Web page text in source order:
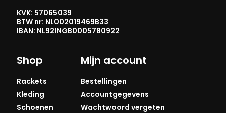
KVK: 57065039
BTW nr: NL002019469B33
IBAN: NL92INGB0005780922
Shop
Rackets
Kleding
Schoenen
Mijn account
Bestellingen
Accountgegevens
Wachtwoord vergeten